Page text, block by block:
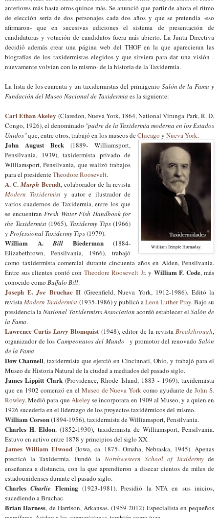
anteriores más hasta otros quince más. Se anunció que partir de ahora el ritmo
de elección sería de dos personajes cada dos años y que se pretendía -eso
afirmaron- que en sucesivas ediciones el sistema de presentación de
candidaturas y votación de candidatos fuera más abierto. La Junta Directiva
decidió además crear una página web del THOF en la que aparecieran las
biografías de los taxidermistas elegidos y que sirviera para dar una visión -
nuevamente volvían con lo mismo- de la historia de la Taxidermia.
La lista de los cuarenta y un taxidermistas del primigenio Salón de la Fama y
Fundación del Museo Nacional de Taxidermia es la siguiente:
Carl Ethan Akeley (Claredon, Nueva York, 1864, National Virunga Park, R. D.
Congo, 1926), el denominado "padre de la Taxidermia moderna en los Estados
Unidos"que, entre otros, trabajó en los museos deChicago y Nueva York.
William Temple Hornaday.
John August Beck (1889- Williamsport,
Pensilvania, 1939), taxidermista privado de
Williamsport, Pensilvania, que realizó trabajos
para el presidenteTheodore Roosevelt.
A. C.Murph Berndt, colaborador de la revista
Modern Taxidermisty autor e ilustrador de
varios cuadernos de Taxidermia, entre los que
se encuentran Fresh Water Fish Handbook for
the Taxidermist(1965), Taxidermy Tips(1966)
y Professional Taxidermy Tips(1979).
William A.Bill Biederman(1884-
Elizabethtown, Pensilvania, 1966), trabajó
como taxidermista comercial durante cincuenta años en Alden, Pensilvania.
Entre sus clientes contó con Theodore Roosevelt Jr. y William F. Code, más
conocido como Buffalo Bill.
Joseph E. Joe Bruchac II (Greenfield, Nueva York, 1912-1986). Editó la
revistaModern Taxidermist (1935-1986) y publicó aLeon Luther Pray. Bajo su
presidencia laNational Taxidermists Association acordó establecer el Salón de
la Fama.
Lawrence Curtis Larry Blomquist (1948), editor de la revista Breakthrough,
organizador de losCampeonatos del Mundo y promotor del renovadoSalón
de la Fama.
Dow Channell, taxidermista que ejerció en Cincinnati, Ohio, y trabajó para el
Museo de Historia Natural de la ciudad a mediados del pasado siglo.
James Lippitt Clark (Providence, Rhode Island, 1883 - 1969), taxidermista
que en 1902 comenzó en el Museo de Nueva York como ayudante deJohn S.
Rowley. Medió para que Akeley se incorporara en 1909 al Museo, y a quien en
1926 sucedería en el liderazgo de los proyectos taxidérmicos del mismo.
William Corson(1894-1956), taxidermista de Williamsport, Pensilvania.
Charles H. Eldon, (1852-1930), taxidermista de Williamsport, Pensilvania.
Estuvo en activo entre 1878 y principios del siglo XX.
James William Elwood(Iowa, ca. 1875- Omaha, Nebraska, 1945). Apenas
precticó la Taxidermia. Fundó la Northwestern School of Taxidermyde
enseñanza a distancia, con la que aprendieron a disecar cientos de miles de
estadounidenses durante el pasado siglo.
CharlesCharlie Fleming(1923-1981), Presidió la NTA en sus inicios,
sucediendo a Bruchac.
Brian Harness, de Harrison, Arkansas. (1959-2012) Especialista en pequeños